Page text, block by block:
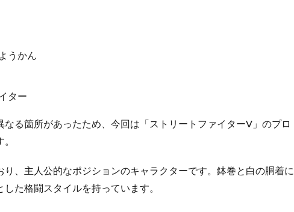
うかん
ター
る箇所があったため、今回は「ストリートファイターV」のプロ
り、主人公的なポジションのキャラクターです。鉢巻と白の胴着に
た格闘スタイルを持っています。